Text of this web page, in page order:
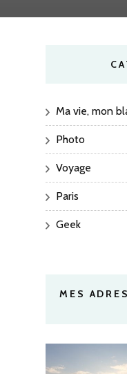
Ma vie, mon
Photo
Voyage
Paris
Geek
MES